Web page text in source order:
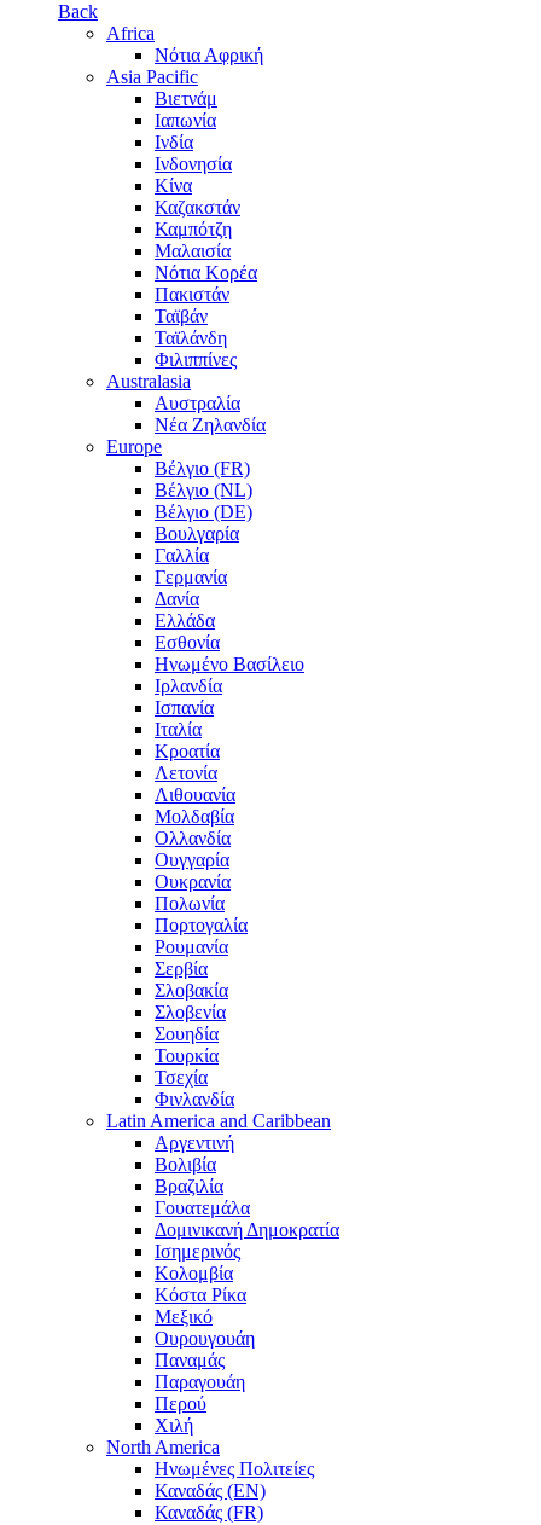
Back
Africa
Νότια Αφρική
Asia Pacific
Βιετνάμ
Ιαπωνία
Ινδία
Ινδονησία
Κίνα
Καζακστάν
Καμπότζη
Μαλαισία
Νότια Κορέα
Πακιστάν
Ταϊβάν
Ταϊλάνδη
Φιλιππίνες
Australasia
Αυστραλία
Νέα Ζηλανδία
Europe
Βέλγιο (FR)
Βέλγιο (NL)
Βέλγιο (DE)
Βουλγαρία
Γαλλία
Γερμανία
Δανία
Ελλάδα
Εσθονία
Ηνωμένο Βασίλειο
Ιρλανδία
Ισπανία
Ιταλία
Κροατία
Λετονία
Λιθουανία
Μολδαβία
Ολλανδία
Ουγγαρία
Ουκρανία
Πολωνία
Πορτογαλία
Ρουμανία
Σερβία
Σλοβακία
Σλοβενία
Σουηδία
Τουρκία
Τσεχία
Φινλανδία
Latin America and Caribbean
Αργεντινή
Βολιβία
Βραζιλία
Γουατεμάλα
Δομινικανή Δημοκρατία
Ισημερινός
Κολομβία
Κόστα Ρίκα
Μεξικό
Ουρουγουάη
Παναμάς
Παραγουάη
Περού
Χιλή
North America
Ηνωμένες Πολιτείες
Καναδάς (EN)
Καναδάς (FR)